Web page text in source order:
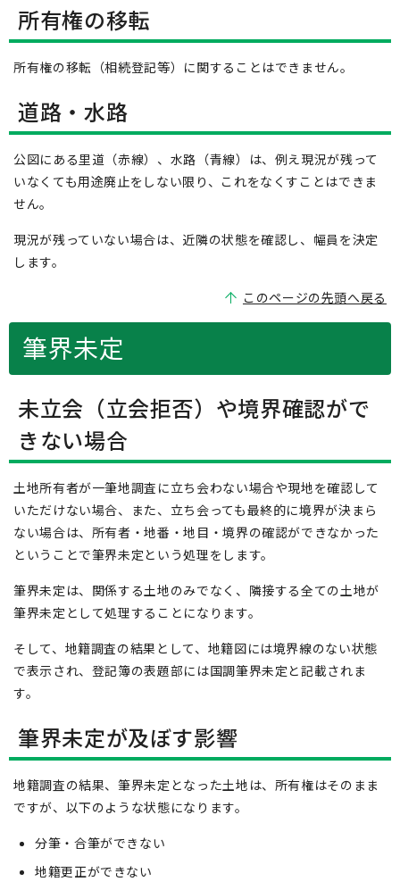
所有権の移転
所有権の移転（相続登記等）に関することはできません。
道路・水路
公図にある里道（赤線）、水路（青線）は、例え現況が残って
いなくても用途廃止をしない限り、これをなくすことはできま
せん。
現況が残っていない場合は、近隣の状態を確認し、幅員を決定
します。
このページの先頭へ戻る
筆界未定
未立会（立会拒否）や境界確認がで
きない場合
土地所有者が一筆地調査に立ち会わない場合や現地を確認して
いただけない場合、また、立ち会っても最終的に境界が決まら
ない場合は、所有者・地番・地目・境界の確認ができなかった
ということで筆界未定という処理をします。
筆界未定は、関係する土地のみでなく、隣接する全ての土地が
筆界未定として処理することになります。
そして、地籍調査の結果として、地籍図には境界線のない状態
で表示され、登記簿の表題部には国調筆界未定と記載されま
す。
筆界未定が及ぼす影響
地籍調査の結果、筆界未定となった土地は、所有権はそのまま
ですが、以下のような状態になります。
分筆・合筆ができない
地籍更正ができない